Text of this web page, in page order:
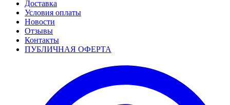
Доставка
Условия оплаты
Новости
Отзывы
Контакты
ПУБЛИЧНАЯ ОФЕРТА